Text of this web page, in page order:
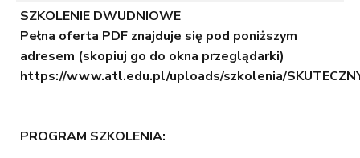
SZKOLENIE DWUDNIOWE
Pełna oferta PDF znajduje się pod poniższym
adresem (skopiuj go do okna przeglądarki)
https://www.atl.edu.pl/uploads/szkolenia/
PROGRAM SZKOLENIA: